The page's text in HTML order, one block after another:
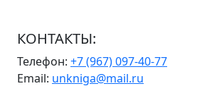
КОНТАКТЫ:
Телефон: +7 (967) 097-40-77
Email: unkniga@mail.ru